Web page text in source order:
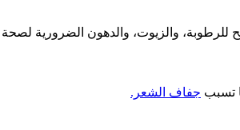
والزيوت، والدهون الضرورية لصحة
تسبب جفاف الشعر.